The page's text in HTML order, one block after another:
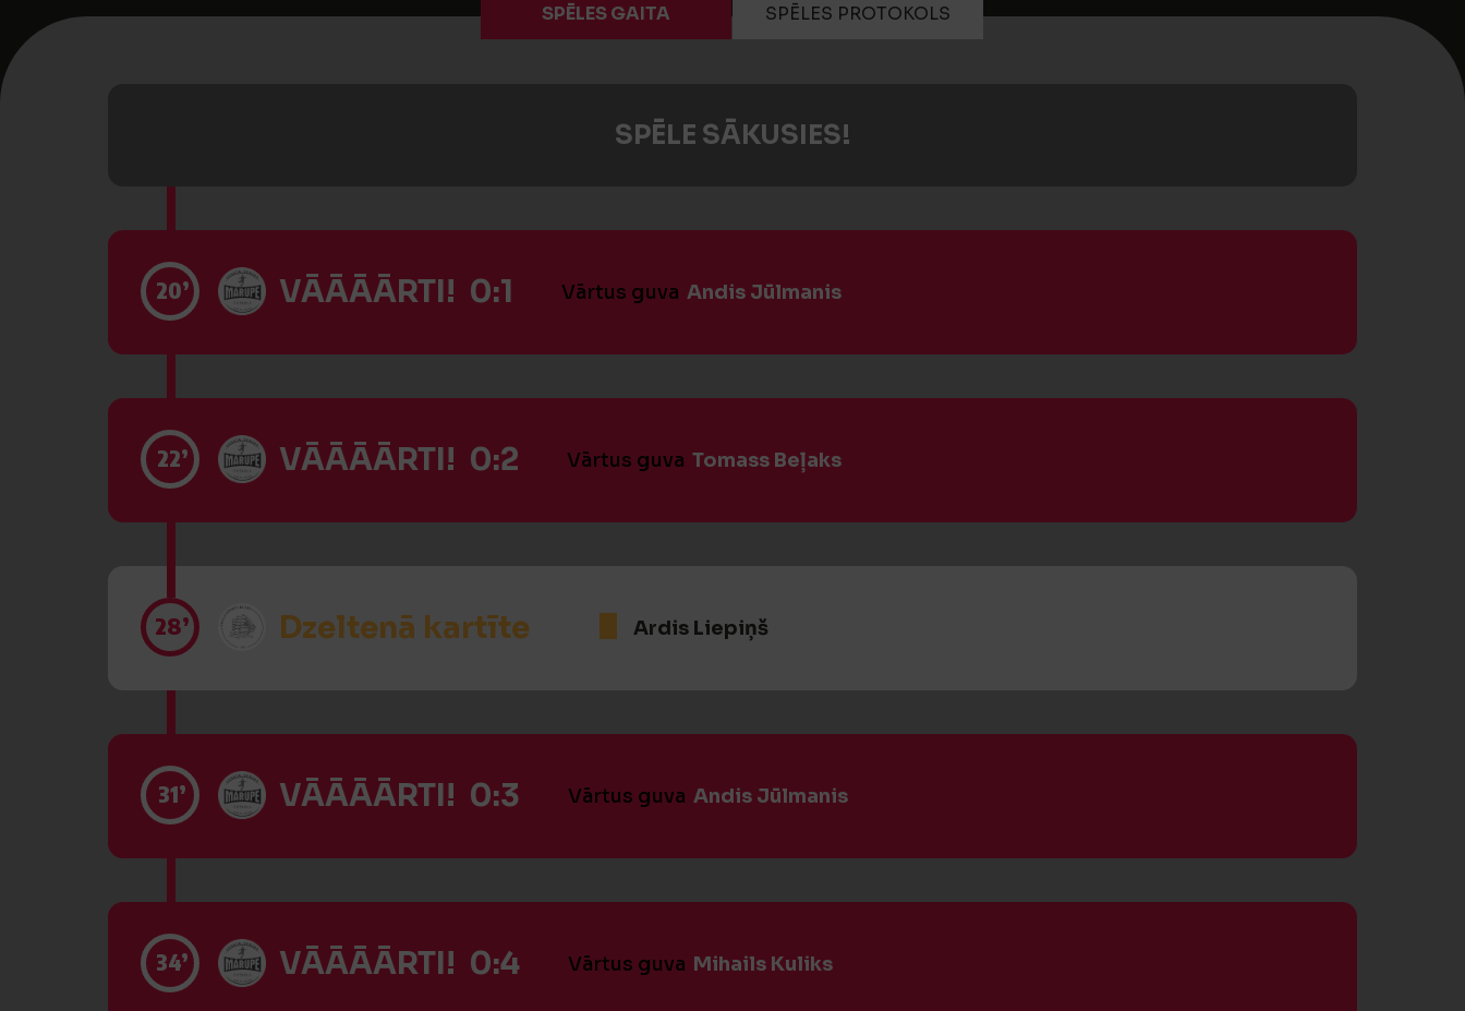
SPĒLES GAITA SPĒLES PROTOKOLS
SPĒLE SĀKUSIES!
20’ VĀĀĀĀRTI! 0:1 Vārtus guva Andis Jūlmanis
22’ VĀĀĀĀRTI! 0:2 Vārtus guva Tomass Beļaks
28’ Dzeltenā kartīte Ardis Liepiņš
31’ VĀĀĀĀRTI! 0:3 Vārtus guva Andis Jūlmanis
34’ VĀĀĀĀRTI! 0:4 Vārtus guva Mihails Kuliks